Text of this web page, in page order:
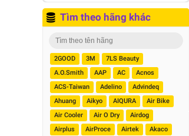
Tìm theo hãng khác
2GOOD 3M
7LS Beauty
A.O.Smith
AAP AC
Acnos
ACS-Taiwan
Adelino
Advindeq
Ahuang
Aikyo AIQURA
Air Bike
Air Cooler
Air O Dry
Airdog
Airplus
AirProce Airtek
Akaco